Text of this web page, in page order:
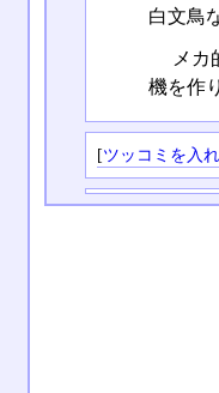
白文鳥
メカ
機を作
[ツッコミを入